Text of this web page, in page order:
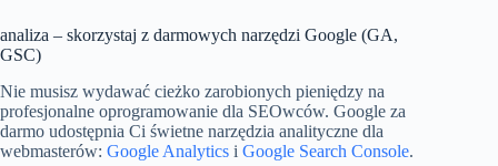
analiza – skorzystaj z darmowych narzędzi Google (GA,
GSC)
Nie musisz wydawać cieżko zarobionych pieniędzy na
profesjonalne oprogramowanie dla SEOwców. Google za
darmo udostępnia Ci świetne narzędzia analityczne dla
webmasterów: Google Analytics i Google Search Console.